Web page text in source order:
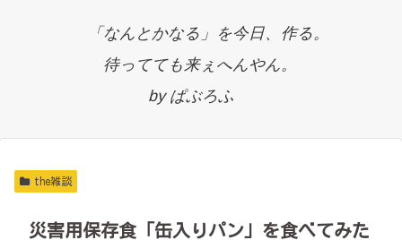
「なんとかなる」を今日、作る。
待ってても来ぇへんやん。
by ぱぶろふ
the雑談
災害用保存食「缶入りパン」を食べてみた